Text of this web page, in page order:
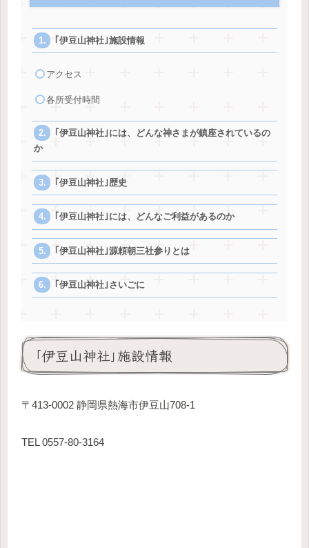
｢伊豆山神社｣施設情報
アクセス
各所受付時間
｢伊豆山神社｣には、どんな神さまが鎮座されているの
か
｢伊豆山神社｣歴史
｢伊豆山神社｣には、どんなご利益があるのか
｢伊豆山神社｣源頼朝三社参りとは
｢伊豆山神社｣さいごに
｢伊豆山神社｣施設情報
〒413-0002 静岡県熱海市伊豆山708-1
TEL 0557-80-3164